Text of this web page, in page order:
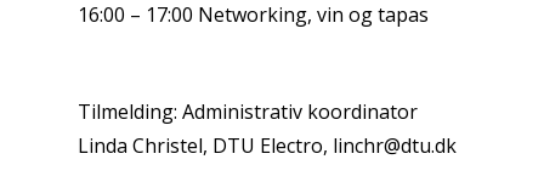
16:00 – 17:00 Networking, vin og tapas
Tilmelding: Administrativ koordinator
Linda Christel, DTU Electro, linchr@dtu.dk